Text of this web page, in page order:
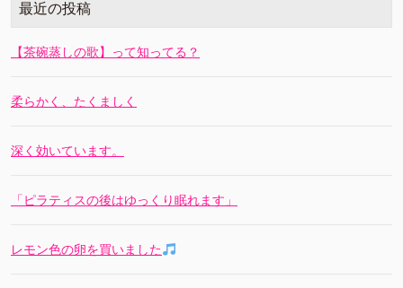
最近の投稿
【茶碗蒸しの歌】って知ってる？
柔らかく、たくましく
深く効いています。
「ピラティスの後はゆっくり眠れます」
レモン色の卵を買いました